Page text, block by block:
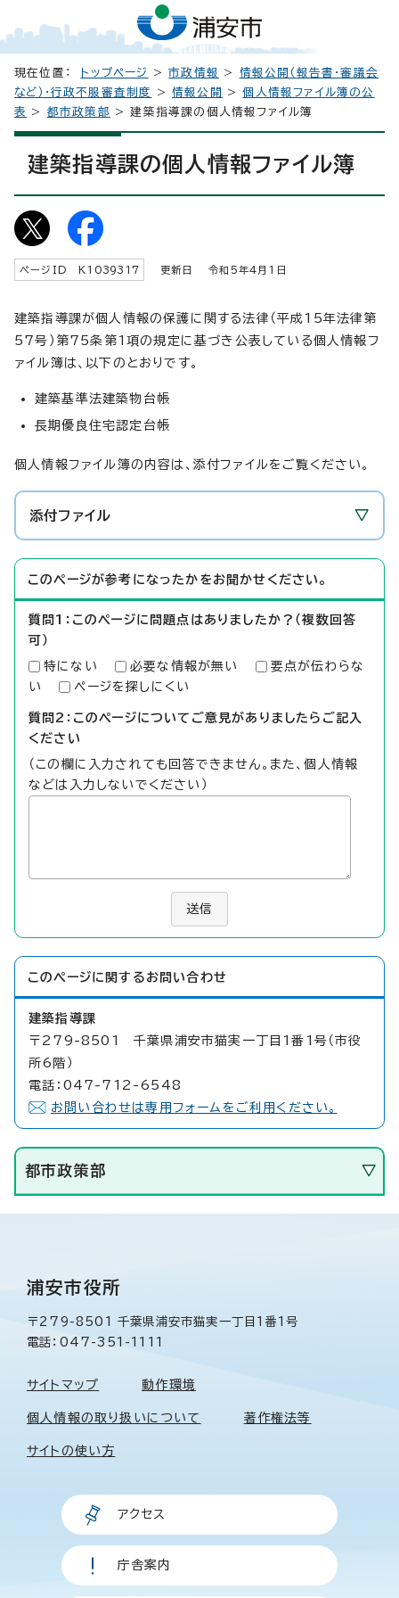
現在位置： トップページ >市政情報 > 情報公開（報告書・審議会
など）・行政不服審査制度
>情報公開 >個人情報ファイル簿の公
表
> 都市政策部 > 建築指導課の個人情報ファイル簿
建築指導課の個人情報ファイル簿
ページID K 1039317 更新日 令和5年4月1日
建築指導課が個人情報の保護に関する法律（平成15年法律第
57号）第75条第1項の規定に基づき公表している個人情報フ
ァイル簿は、以下のとおりです。
建築基準法建築物台帳
長期優良住宅認定台帳
個人情報ファイル簿の内容は、添付ファイルをご覧ください。
添付ファイル
このページが参考になったかをお聞かせください。
質問1：このページに問題点はありましたか？（複数回答
可）
特にない 必要な情報が無い
要点が伝わらな
い
ページを探しにくい
質問2：このページについてご意見がありましたらご記入
ください
（この欄に入力されても回答できません。また、個人情報
などは入力しないでください）
送信
このページに関する お問い合わせ
建築指導課
〒279-8501 千葉県浦安市猫実一丁目1番1号（市役
所6階）
電話：047-712-6548
お問い合わせは専用フォームをご利用ください。
都市政策部
浦安市役所
〒279-8501 千葉県浦安市猫実一丁目1番1号
電話：047-351-1111
サイトマップ 動作環境
個人情報の取り扱いについて 著作権法等
サイトの使い方
アクセス
庁舎案内